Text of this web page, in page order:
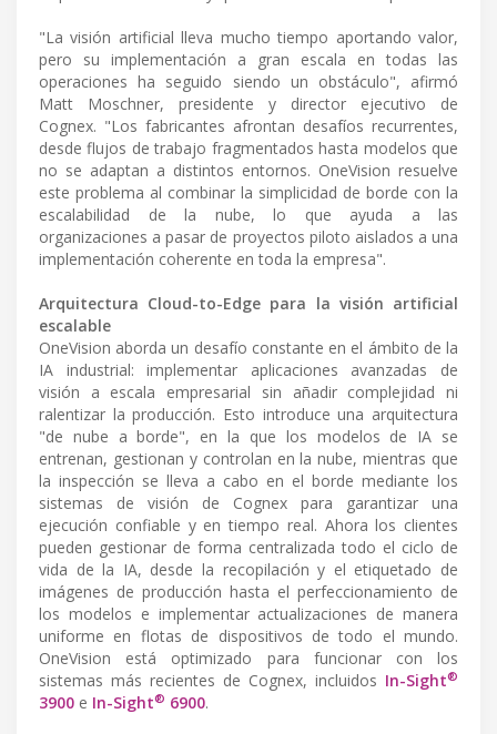
"La visión artificial lleva mucho tiempo aportando valor,
pero su implementación a gran escala en todas las
operaciones ha seguido siendo un obstáculo", afirmó
Matt Moschner, presidente y director ejecutivo de
Cognex. "Los fabricantes afrontan desafíos recurrentes,
desde flujos de trabajo fragmentados hasta modelos que
no se adaptan a distintos entornos. OneVision resuelve
este problema al combinar la simplicidad de borde con la
escalabilidad de la nube, lo que ayuda a las
organizaciones a pasar de proyectos piloto aislados a una
implementación coherente en toda la empresa".
Arquitectura Cloud-to-Edge para la visión artificial
escalable
OneVision aborda un desafío constante en el ámbito de la
IA industrial: implementar aplicaciones avanzadas de
visión a escala empresarial sin añadir complejidad ni
ralentizar la producción. Esto introduce una arquitectura
"de nube a borde", en la que los modelos de IA se
entrenan, gestionan y controlan en la nube, mientras que
la inspección se lleva a cabo en el borde mediante los
sistemas de visión de Cognex para garantizar una
ejecución confiable y en tiempo real. Ahora los clientes
pueden gestionar de forma centralizada todo el ciclo de
vida de la IA, desde la recopilación y el etiquetado de
imágenes de producción hasta el perfeccionamiento de
los modelos e implementar actualizaciones de manera
uniforme en flotas de dispositivos de todo el mundo.
OneVision está optimizado para funcionar con los
sistemas más recientes de Cognex, incluidos In-Sight®
3900 e In-Sight® 6900.